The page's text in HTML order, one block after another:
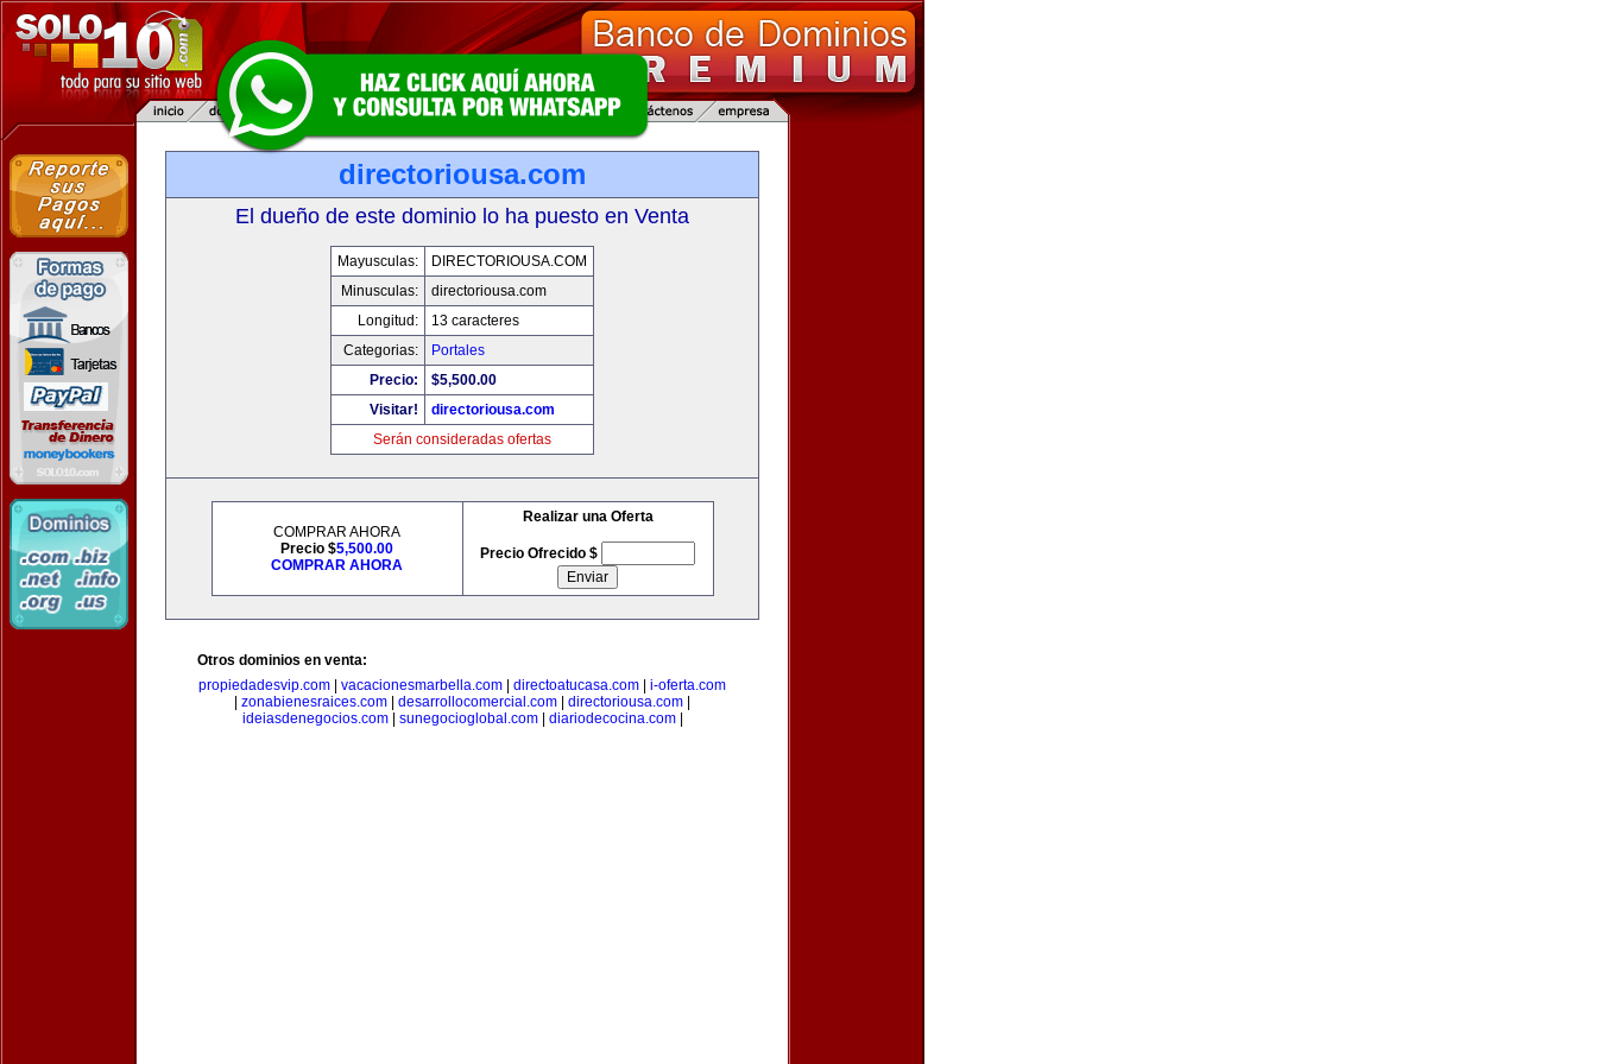
directoriousa.com
El dueño de este dominio lo ha puesto en Venta
Mayusculas:
DIRECTORIOUSA.COM
Minusculas:
directoriousa.com
Longitud:
13 caracteres
Categorias:
Portales
Precio:
$5,500.00
Visitar!
directoriousa.com
Serán consideradas ofertas
COMPRAR AHORA
Precio $5,500.00
COMPRAR AHORA
Realizar una Oferta
Precio Ofrecido $
Otros dominios en venta:
propiedadesvip.com
vacacionesmarbella.com directoatucasa.com
i-oferta.com
zonabienesraices.com desarrollocomercial.com directoriousa.com
ideiasdenegocios.com| sunegocioglobal.com| diariodecocina.com|